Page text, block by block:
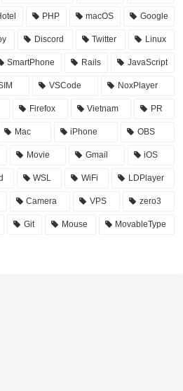
PHP macOS Google
Discord Twitter Linux
SmartPhone Rails JavaScript
VSCode NoxPlayer
Firefox Vietnam PR
Mac iPhone OBS
Movie Gmail iOS
WSL WiFi LDPlayer
Camera VPS zero3
Git Mouse MovableType